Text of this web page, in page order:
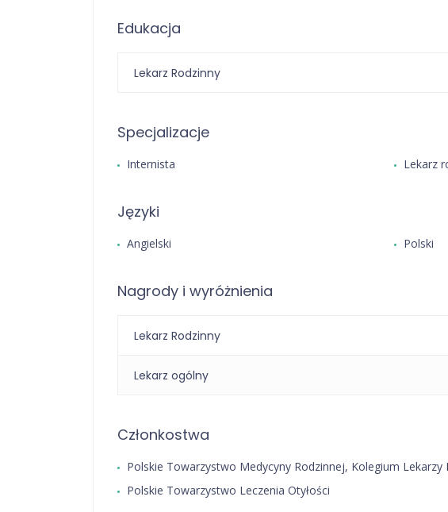
Edukacja
Lekarz Rodzinny
Specjalizacje
Internista Lekarz
Języki
Angielski Polski
Nagrody i wyróżnienia
Lekarz Rodzinny
Lekarz ogólny
Członkostwa
Polskie Towarzystwo Medycyny Rodzinnej, Kolegium Lekarzy
Polskie Towarzystwo Leczenia Otyłości